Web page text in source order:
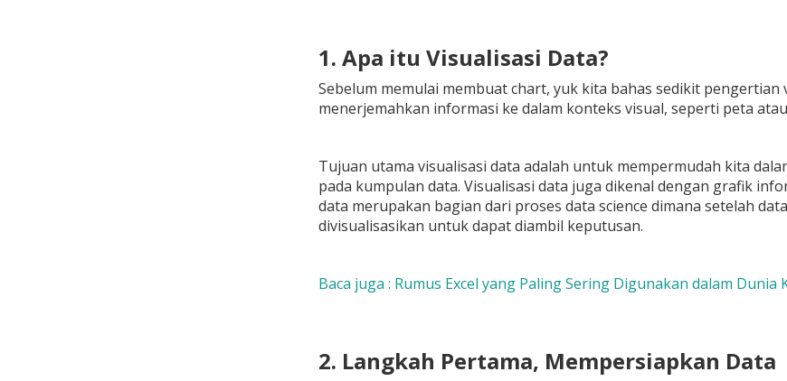
1. Apa itu Visualisasi Data?
Sebelum memulai membuat chart, yuk kita bahas sedikit pengertian
menerjemahkan informasi ke dalam konteks visual, seperti peta
Tujuan utama visualisasi data adalah untuk mempermudah kita
pada kumpulan data. Visualisasi data juga dikenal dengan grafik
data merupakan bagian dari proses data science dimana setelah
divisualisasikan untuk dapat diambil keputusan.
Baca juga : Rumus Excel yang Paling Sering Digunakan dalam Dunia
2. Langkah Pertama, Mempersiapkan Data